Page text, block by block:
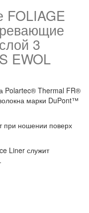
FOLIAGE
3
EWOL
Polartec® Thermal FR®
марки DuPont™
при ношении поверх
Liner служит